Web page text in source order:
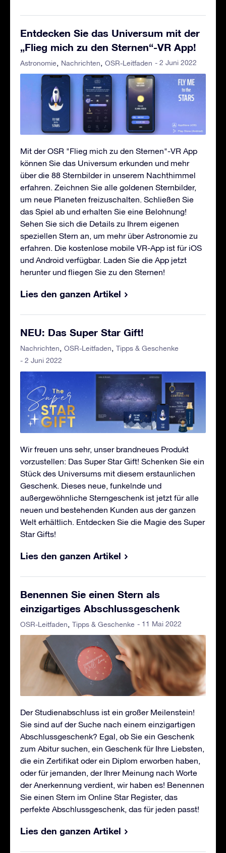
Entdecken Sie das Universum mit der
„Flieg mich zu den Sternen“-VR App!
Astronomie Nachrichten OSR-Leitfaden - 2 Juni 2022
Mit der OSR "Flieg mich zu den Sternen"-VR App
können Sie das Universum erkunden und mehr
über die 88 Sternbilder in unserem Nachthimmel
erfahren. Zeichnen Sie alle goldenen Sternbilder,
um neue Planeten freizuschalten. Schließen Sie
das Spiel ab und erhalten Sie eine Belohnung!
Sehen Sie sich die Details zu Ihrem eigenen
speziellen Stern an, um mehr über Astronomie zu
erfahren. Die kostenlose mobile VR-App ist für iOS
und Android verfügbar. Laden Sie die App jetzt
herunter und fliegen Sie zu den Sternen!
Lies den ganzen Artikel
NEU: Das Super Star Gift!
Nachrichten OSR-Leitfaden
Tipps & Geschenke
- 2 Juni 2022
Wir freuen uns sehr, unser brandneues Produkt
vorzustellen: Das Super Star Gift! Schenken Sie ein
Stück des Universums mit diesem erstaunlichen
Geschenk. Dieses neue, funkelnde und
außergewöhnliche Sterngeschenk ist jetzt für alle
neuen und bestehenden Kunden aus der ganzen
Welt erhältlich. Entdecken Sie die Magie des Super
Star Gifts!
Lies den ganzen Artikel
Benennen Sie einen Stern als
einzigartiges Abschlussgeschenk
OSR-Leitfaden Tipps & Geschenke - 11 Mai 2022
Der Studienabschluss ist ein großer Meilenstein!
Sie sind auf der Suche nach einem einzigartigen
Abschlussgeschenk? Egal, ob Sie ein Geschenk
zum Abitur suchen, ein Geschenk für Ihre Liebsten,
die ein Zertifikat oder ein Diplom erworben haben,
oder für jemanden, der Ihrer Meinung nach Worte
der Anerkennung verdient, wir haben es! Benennen
Sie einen Stern im Online Star Register, das
perfekte Abschlussgeschenk, das für jeden passt!
Lies den ganzen Artikel